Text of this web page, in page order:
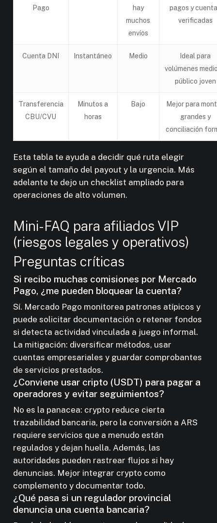
Pago
hay
muchos
envíos
pagos y
verificadas
Cuenta DNI Instantáneo Medio
Ideal para
volúmenes
público joven
Transferencia
CBU/CVU
Minutos a
horas
Bajo
Mejor para
grandes y
conciliación
Esta tabla te ayuda a decidir qué ruta elegir
según el tamaño del payout y la urgencia. Más
adelante te dejo un checklist ampliado para
operaciones de alto volumen.
Mini-FAQ para afiliados VIP
(riesgos legales y operativos)
Preguntas críticas
Si recibo muchas comisiones por Mercado
Pago, ¿me pueden bloquear la cuenta?
Sí. Mercado Pago monitorea patrones atípicos y
puede solicitar documentación o retener fondos
si detecta actividad vinculada a juego informal.
La mitigación: diversificar métodos, usar
cuentas empresariales y guardar comprobantes
de servicios prestados.
¿Conviene usar cripto (USDT) para pagar a
operadores y evitar seguimientos?
No es la panacea: crypto reduce cierta
trazabilidad bancaria, pero la conversión a ARS
requiere servicios que a menudo están
regulados y dejan huella. Además, las
autoridades pueden rastrear flujos si hay
denuncias. Mejor integrar crypto como
complemento y documentar todo.
¿Qué pasa si un regulador provincial
denuncia una cuenta bancaria?